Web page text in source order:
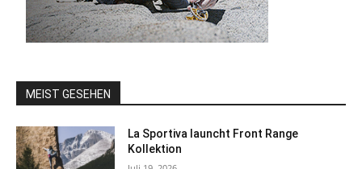
MEIST GESEHEN
La Sportiva launcht Front Range
Kollektion